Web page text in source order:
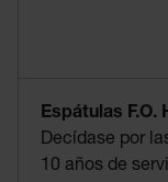
Espátulas F.O.
Decídase por
10 años de